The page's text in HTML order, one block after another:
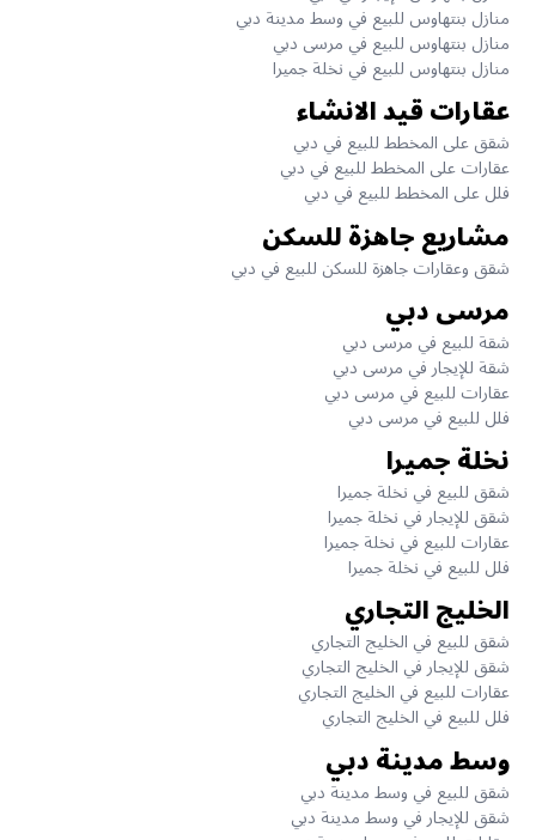
منازل بنتهاوس للبيع في وسط مدينة دبي
منازل بنتهاوس للبيع في مرسى دبي
منازل بنتهاوس للبيع في نخلة جميرا
عقارات قيد الانشاء
شقق على المخطط للبيع في دبي
عقارات على المخطط للبيع في دبي
فلل على المخطط للبيع في دبي
مشاريع جاهزة للسكن
شقق وعقارات جاهزة للسكن للبيع في دبي
مرسى دبي
شقة للبيع في مرسى دبي
شقة للإيجار في مرسى دبي
عقارات للبيع في مرسى دبي
فلل للبيع في مرسى دبي
نخلة جميرا
شقق للبيع في نخلة جميرا
شقق للإيجار في نخلة جميرا
عقارات للبيع في نخلة جميرا
فلل للبيع في نخلة جميرا
الخليج التجاري
شقق للبيع في الخليج التجاري
شقق للإيجار في الخليج التجاري
عقارات للبيع في الخليج التجاري
فلل للبيع في الخليج التجاري
وسط مدينة دبي
شقق للبيع في وسط مدينة دبي
شقق للإيجار في وسط مدينة دبي